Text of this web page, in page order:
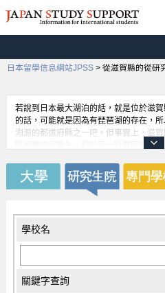
日本留學信息網站JPSS > 從滋賀縣的從研
若說到日本最大湖泊的話，就是位於滋
的話，可能就是因為有琵琶湖的存在，
淵源的都道府縣之一吧。但事實上，滋
縣留學的留學生，對於這一點都感到非
裡，不僅是琵琶湖，也有不少景點會讓
裡。所以對於日本歷史感興趣的留學生
學校名
關鍵字查詢